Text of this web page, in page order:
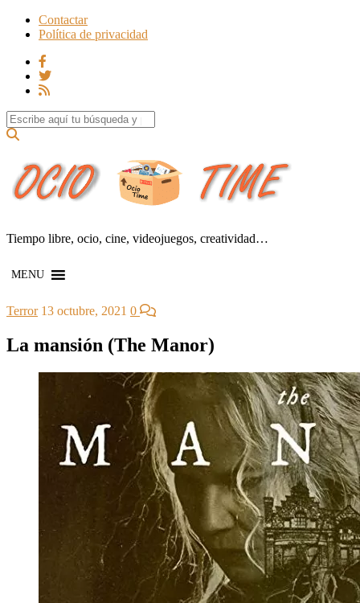
Contactar
Política de privacidad
Search for:
Tiempo libre, ocio, cine, videojuegos, creatividad…
MENU
Terror 13 octubre, 2021 0
La mansión (The Manor)